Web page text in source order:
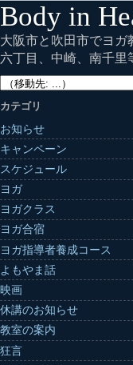
Body in
大阪市と吹田市でヨガ
六丁目、中崎、南千里
カテゴリ
お知らせ
キャンペーン
スケジュール
ヨガ
ヨガクラス
ヨガ合宿
ヨガ指導者養成コース
よもやま話
映画
休講のお知らせ
教室の案内
狂言